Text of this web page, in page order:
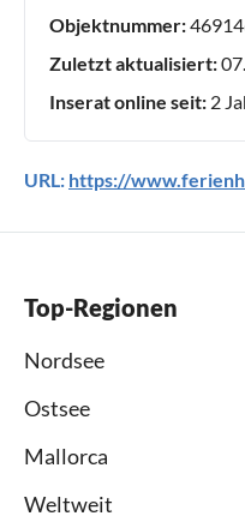
Objektnummer:
Zuletzt aktualisiert:
Inserat online seit: 2
URL: https://
Top-Regionen
Nordsee
Ostsee
Mallorca
Weltweit